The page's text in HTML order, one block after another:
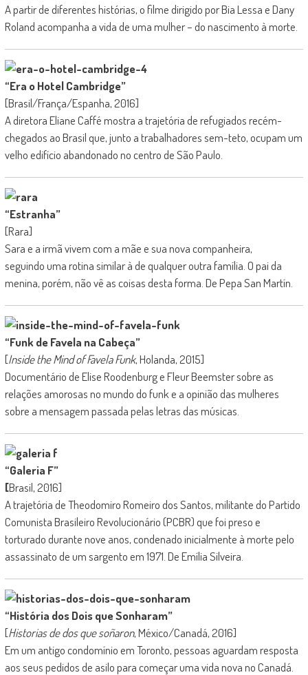
A partir de diferentes histórias, o filme dirigido por Bia Lessa e Dany
Roland acompanha a vida de uma mulher – do nascimento à morte.
“Era o Hotel Cambridge”
[Brasil/França/Espanha, 2016]
A diretora Eliane Caffé mostra a trajetória de refugiados recém-
chegados ao Brasil que, junto a trabalhadores sem-teto, ocupam um
velho edifício abandonado no centro de São Paulo.
“Estranha”
[Rara]
Sara e a irmã vivem com a mãe e sua nova companheira,
seguindo uma rotina similar à de qualquer outra família. O pai da
menina, porém, não vê as coisas desta forma. De Pepa San Martín.
“Funk de Favela na Cabeça”
[Inside the Mind of Favela Funk, Holanda, 2015]
Documentário de Elise Roodenburg e Fleur Beemster sobre as
relações amorosas no mundo do funk e a opinião das mulheres
sobre a mensagem passada pelas letras das músicas.
“Galeria F”
[Brasil, 2016]
A trajetória de Theodomiro Romeiro dos Santos, militante do Partido
Comunista Brasileiro Revolucionário (PCBR) que foi preso e
torturado durante nove anos, condenado inicialmente à morte pelo
assassinato de um sargento em 1971. De Emília Silveira.
“História dos Dois que Sonharam”
[Historias de dos que soñaron, México/Canadá, 2016]
Em um antigo condomínio em Toronto, pessoas aguardam resposta
aos seus pedidos de asilo para começar uma vida nova no Canadá.